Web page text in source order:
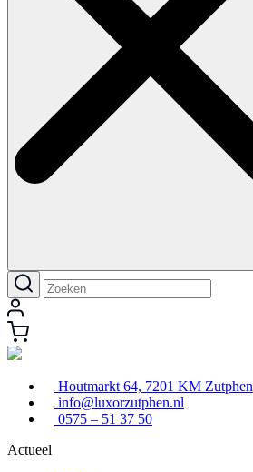
Houtmarkt 64, 7201 KM Zutphen
info@luxorzutphen.nl
0575 – 51 37 50
Actueel